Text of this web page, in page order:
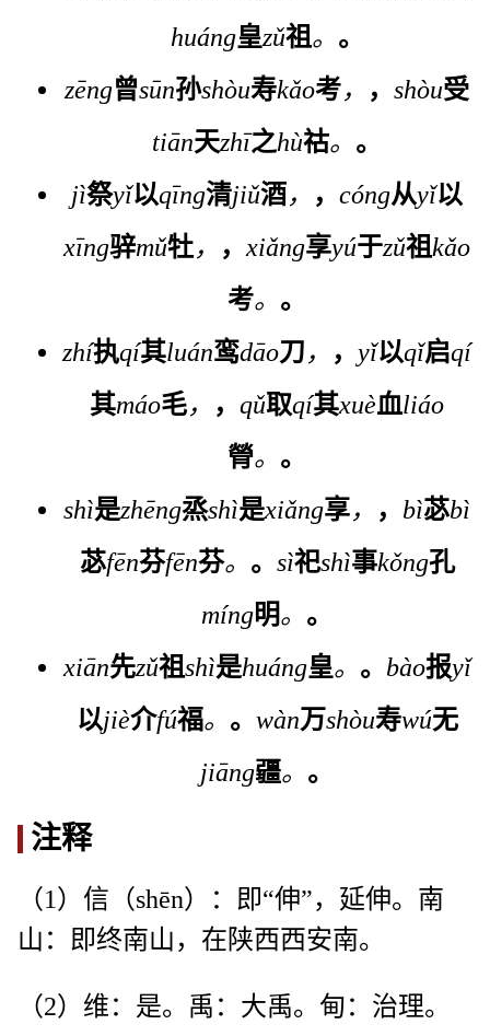
huáng皇zǔ祖。 。
zēng曾sūn孙shòu寿kǎo考， ， shòu受
tiān天zhī之hù祜。 。
jì祭yǐ以qīng清jiǔ酒， ， cóng从yǐ以
xīng骍mǔ牡， ， xiǎng享yú于zǔ祖kǎo
考。 。
zhí执qí其luán鸾dāo刀 ， ， yǐ以qǐ启qí
其máo毛， ， qǔ取qí其xuè血liáo
膋。 。
shì是zhēng烝shì是xiǎng享， ， bì苾bì
苾fēn芬fēn芬。 。 sì祀shì事kǒng孔
míng明。 。
xiān先zǔ祖shì是huáng皇。 。 bào报yǐ
以jiè介fú福。 。 wàn万shòu寿wú无
jiāng疆。 。
注释
（1）信（shēn）：即“伸”，延伸。南
山：即终南山，在陕西西安南。
（2）维：是。禹：大禹。甸：治理。